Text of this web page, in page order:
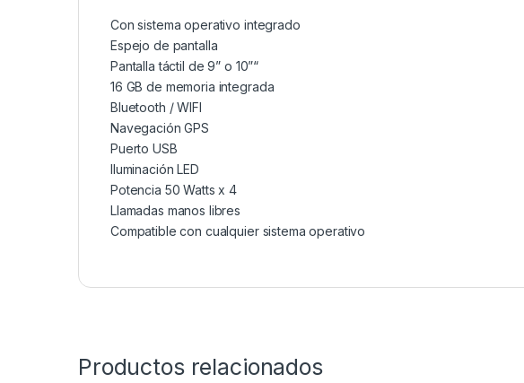
Con sistema operativo integrado
Espejo de pantalla
Pantalla táctil de 9” o 10”“
16 GB de memoria integrada
Bluetooth / WIFI
Navegación GPS
Puerto USB
Iluminación LED
Potencia 50 Watts x 4
Llamadas manos libres
Compatible con cualquier sistema operativo
Productos relacionados